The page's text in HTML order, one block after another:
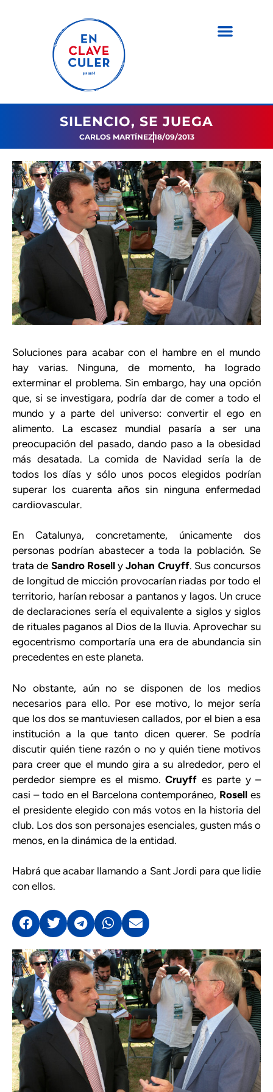
SILENCIO, SE JUEGA
CARLOS MARTÍNEZ18/09/2013
Soluciones para acabar con el hambre en el mundo
hay varias. Ninguna, de momento, ha logrado
exterminar el problema. Sin embargo, hay una opción
que, si se investigara, podría dar de comer a todo el
mundo y a parte del universo: convertir el ego en
alimento. La escasez mundial pasaría a ser una
preocupación del pasado, dando paso a la obesidad
más desatada. La comida de Navidad sería la de
todos los días y sólo unos pocos elegidos podrían
superar los cuarenta años sin ninguna enfermedad
cardiovascular.
En Catalunya, concretamente, únicamente dos
personas podrían abastecer a toda la población. Se
trata de Sandro RosellyJohan Cruyff. Sus concursos
de longitud de micción provocarían riadas por todo el
territorio, harían rebosar a pantanos y lagos. Un cruce
de declaraciones sería el equivalente a siglos y siglos
de rituales paganos al Dios de la lluvia. Aprovechar su
egocentrismo comportaría una era de abundancia sin
precedentes en este planeta.
No obstante, aún no se disponen de los medios
necesarios para ello. Por ese motivo, lo mejor sería
que los dos se mantuviesen callados, por el bien a esa
institución a la que tanto dicen querer. Se podría
discutir quién tiene razón o no y quién tiene motivos
para creer que el mundo gira a su alrededor, pero el
perdedor siempre es el mismo.Cruyff es parte y –
casi – todo en el Barcelona contemporáneo, Rosell es
el presidente elegido con más votos en la historia del
club. Los dos son personajes esenciales, gusten más o
menos, en la dinámica de la entidad.
Habrá que acabar llamando a Sant Jordi para que lidie
con ellos.